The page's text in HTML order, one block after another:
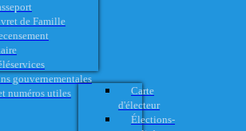
de Famille
gouvernementales
numéros utiles
Carte
d'électeur
Élections-